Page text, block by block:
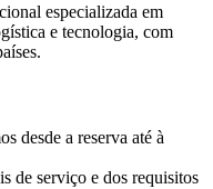
especializada em
e tecnologia, com
desde a reserva até à
de serviço e dos requisitos